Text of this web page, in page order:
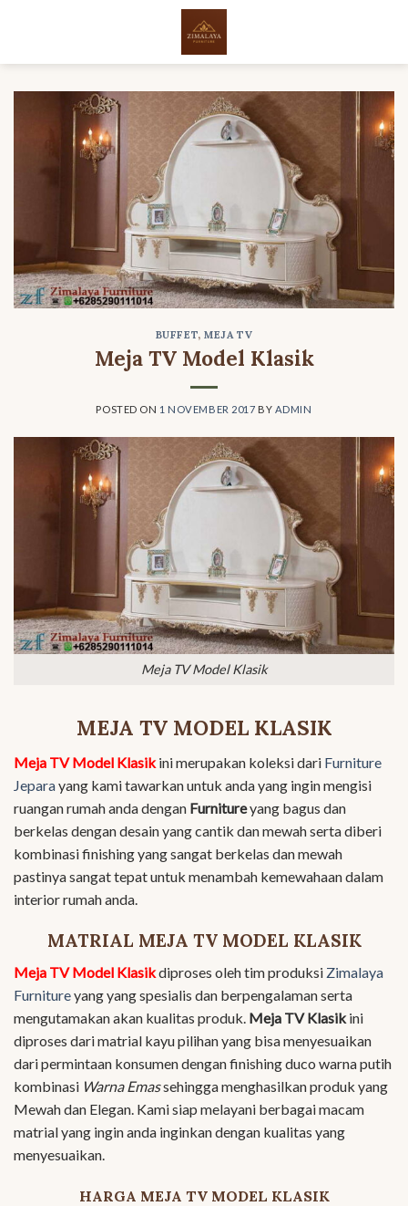
BUFFET,MEJA TV
Meja TV Model Klasik
POSTED ON 1 NOVEMBER 2017 BY ADMIN
Meja TV Model Klasik
MEJA TV MODEL KLASIK
Meja TV Model Klasikini merupakan koleksi dari Furniture
Jeparayang kami tawarkan untuk anda yang ingin mengisi
ruangan rumah anda dengan Furnitureyang bagus dan
berkelas dengan desain yang cantik dan mewah serta diberi
kombinasi finishing yang sangat berkelas dan mewah
pastinya sangat tepat untuk menambah kemewahaan dalam
interior rumah anda.
MATRIAL MEJA TV MODEL KLASIK
Meja TV Model Klasikdiproses oleh tim produksi Zimalaya
Furnitureyang yang spesialis dan berpengalaman serta
mengutamakan akan kualitas produk. Meja TV Klasikini
diproses dari matrial kayu pilihan yang bisa menyesuaikan
dari permintaan konsumen dengan finishing duco warna putih
kombinasi Warna Emassehingga menghasilkan produk yang
Mewah dan Elegan. Kami siap melayani berbagai macam
matrial yang ingin anda inginkan dengan kualitas yang
menyesuaikan.
HARGA MEJA TV MODEL KLASIK